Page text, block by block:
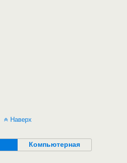
Наверх
Компьютерная